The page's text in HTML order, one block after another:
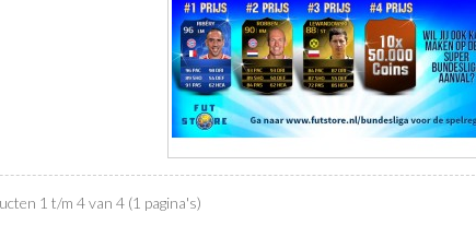
1 t/m 4 van 4 (1 pagina's)